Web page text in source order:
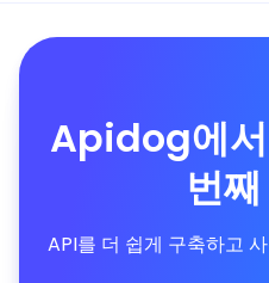
Apidog에
번
API를 더 쉽게 구축하고